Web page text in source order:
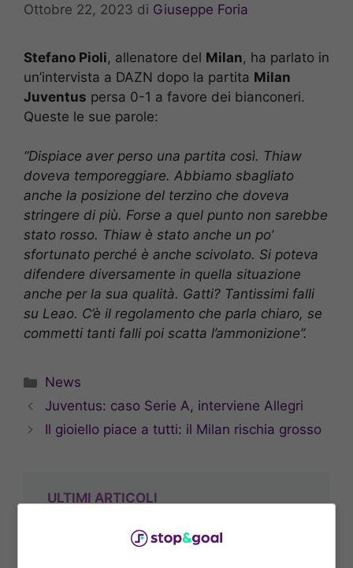
Ottobre 22, 2023 di Giuseppe Foria
Stefano Pioli, allenatore del Milan, ha parlato in
un’intervista a DAZN dopo la partita Milan
Juventus persa 0-1 a favore dei bianconeri.
Queste le sue parole:
“Dispiace aver perso una partita così. Thiaw
doveva temporeggiare. Abbiamo sbagliato
anche la posizione del terzino che doveva
stringere di più. Forse a quel punto non sarebbe
stato rosso. Thiaw è stato anche un po’
sfortunato perché è anche scivolato. Si poteva
difendere diversamente in quella situazione
anche per la sua qualità. Gatti? Tantissimi falli
su Leao. C’è il regolamento che parla chiaro, se
commetti tanti falli poi scatta l’ammonizione”.
Categorie
News
Juventus: caso Serie A, interviene Allegri
Il gioiello piace a tutti: il Milan rischia grosso
ULTIMI ARTICOLI